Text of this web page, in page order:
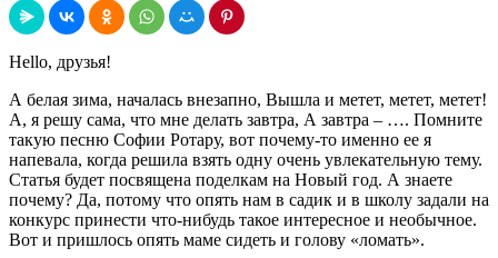
Hello, друзья!
А белая зима, началась внезапно, Вышла и метет, метет, метет!
А, я решу сама, что мне делать завтра, А завтра – …. Помните
такую песню Софии Ротару, вот почему-то именно ее я
напевала, когда решила взять одну очень увлекательную тему.
Статья будет посвящена поделкам на Новый год. А знаете
почему? Да, потому что опять нам в садик и в школу задали на
конкурс принести что-нибудь такое интересное и необычное.
Вот и пришлось опять маме сидеть и голову «ломать».